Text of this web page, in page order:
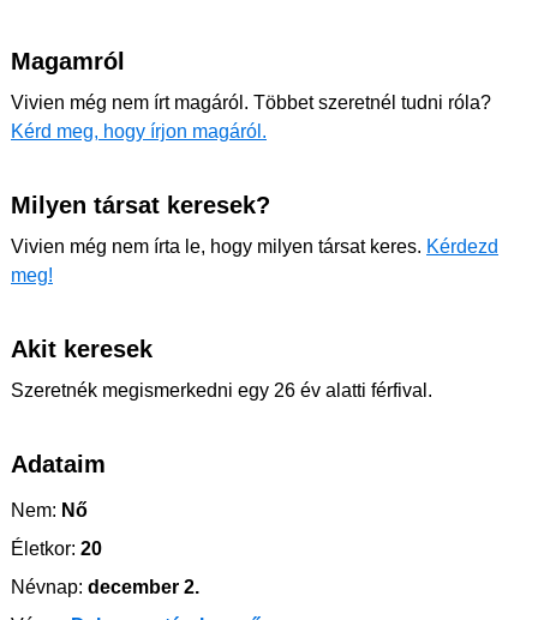
Magamról
Vivien még nem írt magáról. Többet szeretnél tudni róla?
Kérd meg, hogy írjon magáról.
Milyen társat keresek?
Vivien még nem írta le, hogy milyen társat keres. Kérdezd
meg!
Akit keresek
Szeretnék megismerkedni egy 26 év alatti férfival.
Adataim
Nem: Nő
Életkor: 20
Névnap: december 2.